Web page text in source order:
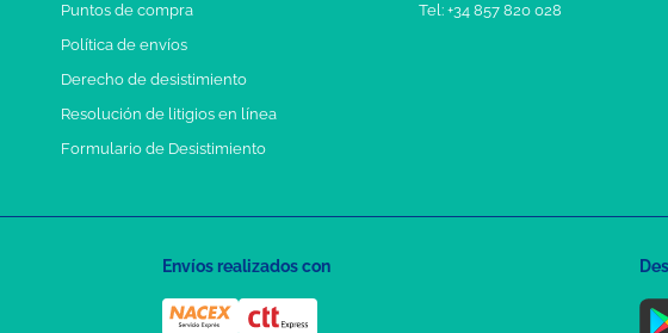
Puntos de compra
Política de envíos
Derecho de desistimiento
Resolución de litigios en línea
Formulario de Desistimiento
Tel: +34 857 820 028
Envíos realizados con